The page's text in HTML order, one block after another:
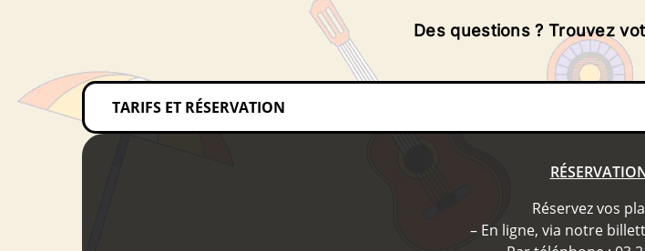
Des questions ? Trouvez
TARIFS ET RÉSERVATION
Réservez vos
– En ligne, via notre